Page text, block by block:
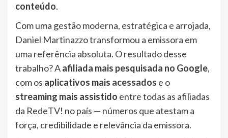
conteúdo.
Com uma gestão moderna, estratégica e arrojada,
Daniel Martinazzo transformou a emissora em
uma referência absoluta. O resultado desse
trabalho? Aafiliada mais pesquisada no Google,
com os aplicativos mais acessados e o
streaming mais assistido entre todas as afiliadas
da RedeTV! no país — números que atestam a
força, credibilidade e relevância da emissora.